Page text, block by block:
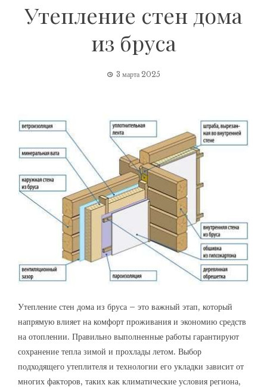
Утепление стен дома
из бруса
3 марта 2025
Утепление стен дома из бруса – это важный этап, который
напрямую влияет на комфорт проживания и экономию средств
на отоплении. Правильно выполненные работы гарантируют
сохранение тепла зимой и прохлады летом. Выбор
подходящего утеплителя и технологии его укладки зависит от
многих факторов, таких как климатические условия региона,